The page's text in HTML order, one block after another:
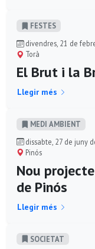
FESTES
divendres, 21 de
Torà
El Brut i la
Llegir més
MEDI AMBIENT
dissabte, 27 de juny
Pinós
Nou
de Pinós
Llegir més
SOCIETAT